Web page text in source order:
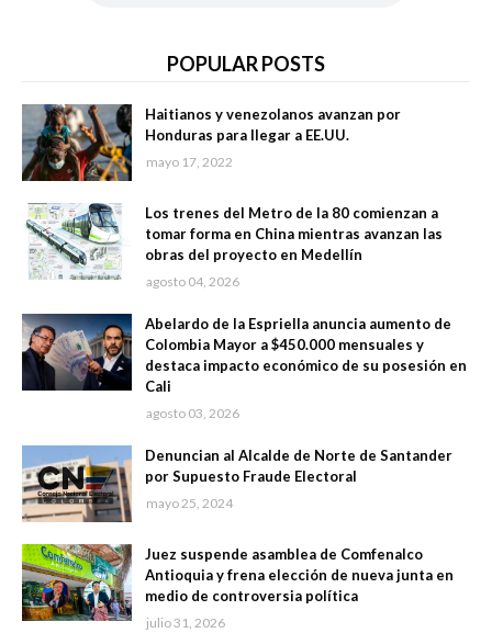
POPULAR POSTS
Haitianos y venezolanos avanzan por
Honduras para llegar a EE.UU.
mayo 17, 2022
Los trenes del Metro de la 80 comienzan a
tomar forma en China mientras avanzan las
obras del proyecto en Medellín
agosto 04, 2026
Abelardo de la Espriella anuncia aumento de
Colombia Mayor a $450.000 mensuales y
destaca impacto económico de su posesión en
Cali
agosto 03, 2026
Denuncian al Alcalde de Norte de Santander
por Supuesto Fraude Electoral
mayo 25, 2024
Juez suspende asamblea de Comfenalco
Antioquia y frena elección de nueva junta en
medio de controversia política
julio 31, 2026